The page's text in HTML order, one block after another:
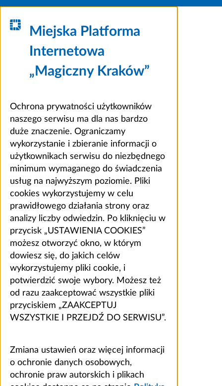
Miejska Platforma
Internetowa
„Magiczny Kraków”
Ochrona prywatności użytkowników
naszego serwisu ma dla nas bardzo
duże znaczenie. Ograniczamy
wykorzystanie i zbieranie informacji o
użytkownikach serwisu do niezbędnego
minimum wymaganego do świadczenia
usług na najwyższym poziomie. Pliki
cookies wykorzystujemy w celu
prawidłowego działania strony oraz
analizy liczby odwiedzin. Po kliknięciu w
przycisk „USTAWIENIA COOKIES”
możesz otworzyć okno, w którym
dowiesz się, do jakich celów
wykorzystujemy pliki cookie, i
potwierdzić swoje wybory. Możesz też
od razu zaakceptować wszystkie pliki
przyciskiem „ZAAKCEPTUJ
WSZYSTKIE I PRZEJDŹ DO SERWISU”.
Zmiana ustawień oraz więcej informacji
o ochronie danych osobowych,
ochronie praw autorskich i plikach